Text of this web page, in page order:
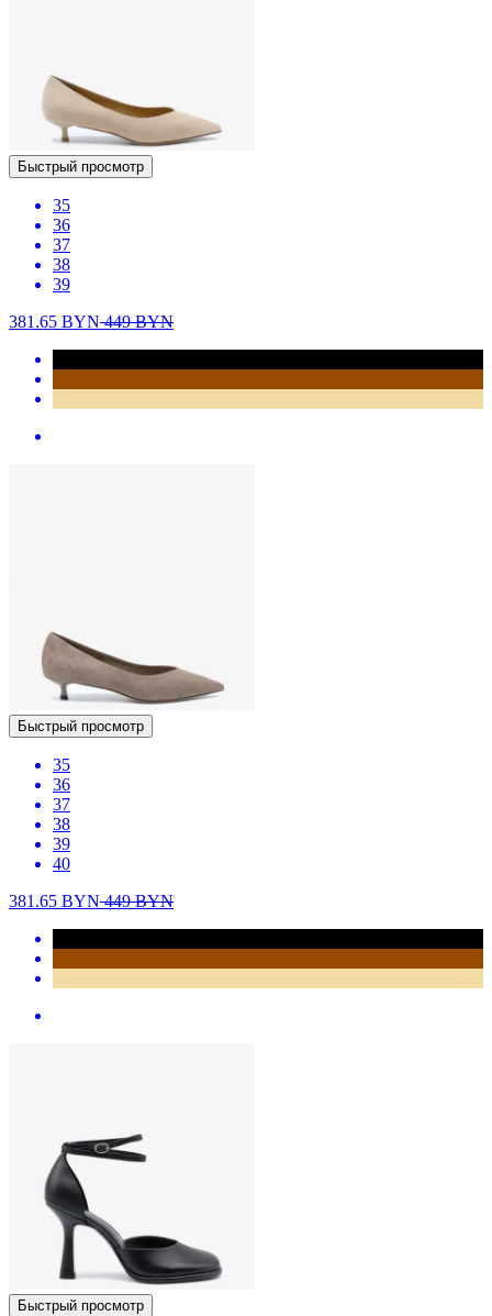
Быстрый просмотр
35
36
37
38
39
381.65 BYN449BYN
Быстрый просмотр
35
36
37
38
39
40
381.65 BYN449BYN
Быстрый просмотр